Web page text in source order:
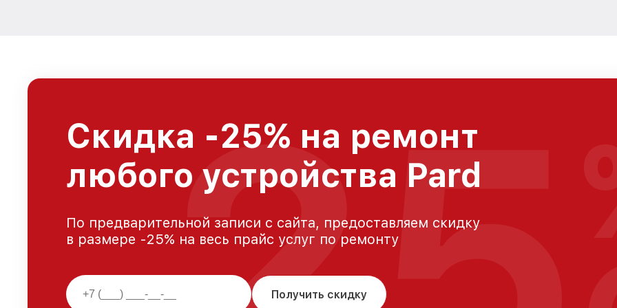
Скидка -25% на ремонт
любого устройства Pard
По предварительной записи с сайта, предоставляем скидку
в размере -25% на весь прайс услуг по ремонту
Получить скидку